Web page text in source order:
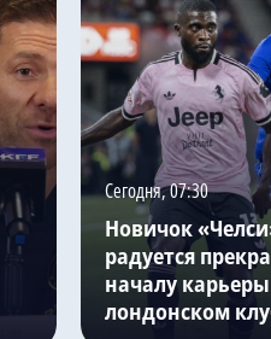
Сегодня, 07:30
Новичок
радуется
началу
лондонском